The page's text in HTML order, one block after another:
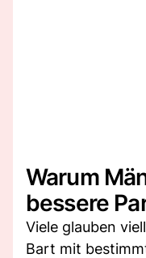
Warum
bessere
Viele glauben
Bart mit